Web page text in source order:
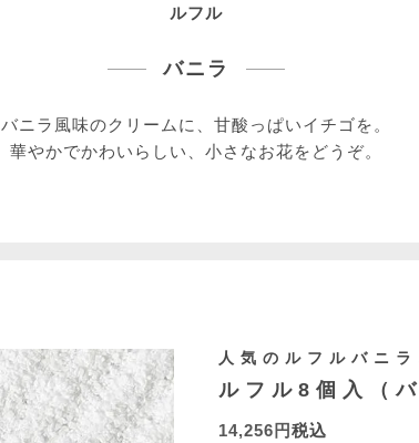
ルフル
バニラ
バニラ風味のクリームに、甘酸っぱいイチゴを。
華やかでかわいらしい、小さなお花をどうぞ。
人気のルフルバニ
ルフル8個入（
14,256 税込